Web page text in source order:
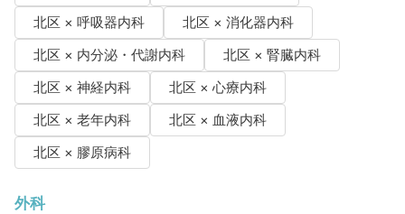
北区 × 呼吸器内科
北区 × 消化器内科
北区 × 内分泌・代謝内科
北区 × 腎臓内科
北区 × 神経内科
北区 × 心療内科
北区 × 老年内科
北区 × 血液内科
北区 × 膠原病科
外科